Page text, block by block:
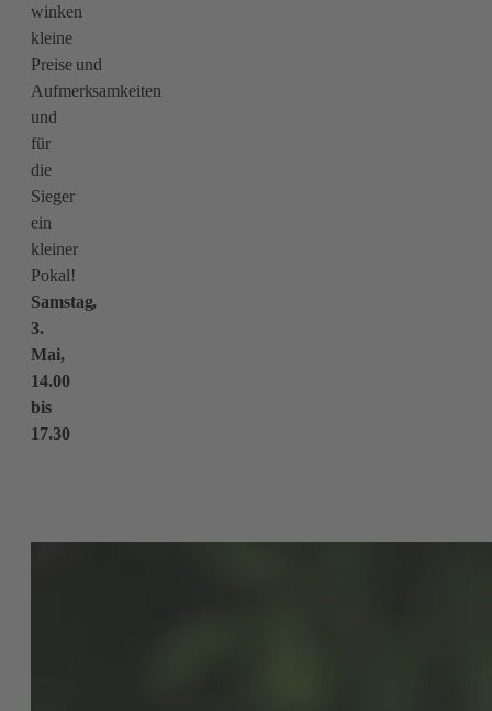
winken
kleine
Preise und
Aufmerksamkeiten
und
für
die
Sieger
ein
kleiner
Pokal!
Samstag,
3.
Mai,
14.00
bis
17.30